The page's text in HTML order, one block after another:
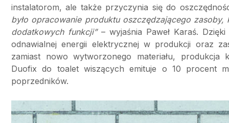
instalatorom, ale także przyczynia się do
było opracowanie produktu oszczędzającego
dodatkowych funkcji”– wyjaśnia Paweł Karaś.
odnawialnej energii elektrycznej w produkcji oraz
zamiast nowo wytworzonego materiału, produkcja
Duofix do toalet wiszących emituje o 10 procent
poprzedników.